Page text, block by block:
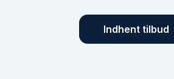
Indhent tilbud